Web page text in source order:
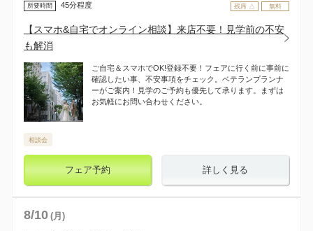
残席 △ 無料
所要時間 45分程度
【スマホ&自宅でオンライン相談】来店不要！見学前の不安
も解消
ご自宅＆スマホでOK!登録不要！フェアに行く前に事前に
確認したい事、不安事項をチェック。ベテランプランナ
ーがご案内！見学のご予約も優先して承ります。まずは
お気軽にお問い合わせください。
相談会
フェア予約 詳しく見る
8/10 (月)